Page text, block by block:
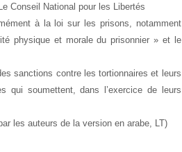
Conseil National pour les Libertés
à la loi sur les prisons, notamment
physique et morale du prisonnier » et le
sanctions contre les tortionnaires et leurs
qui soumettent, dans l’exercice de leurs
les auteurs de la version en arabe, LT)